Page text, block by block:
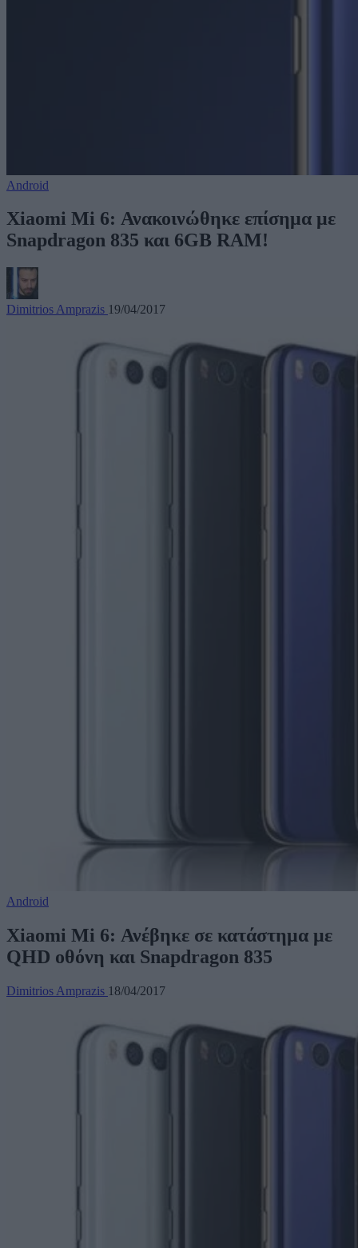
Android
Xiaomi Mi 6: Ανακοινώθηκε επίσημα με
Snapdragon 835 και 6GB RAM!
Dimitrios Amprazis 19/04/2017
Android
Xiaomi Mi 6: Ανέβηκε σε κατάστημα με
QHD οθόνη και Snapdragon 835
Dimitrios Amprazis 18/04/2017